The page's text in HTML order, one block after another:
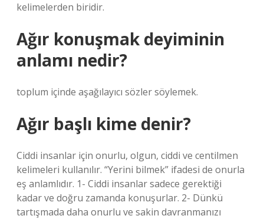
kelimelerden biridir.
Ağır konuşmak deyiminin
anlamı nedir?
toplum içinde aşağılayıcı sözler söylemek.
Ağır başlı kime denir?
Ciddi insanlar için onurlu, olgun, ciddi ve centilmen
kelimeleri kullanılır. “Yerini bilmek” ifadesi de onurla
eş anlamlıdır. 1- Ciddi insanlar sadece gerektiği
kadar ve doğru zamanda konuşurlar. 2- Dünkü
tartışmada daha onurlu ve sakin davranmanızı